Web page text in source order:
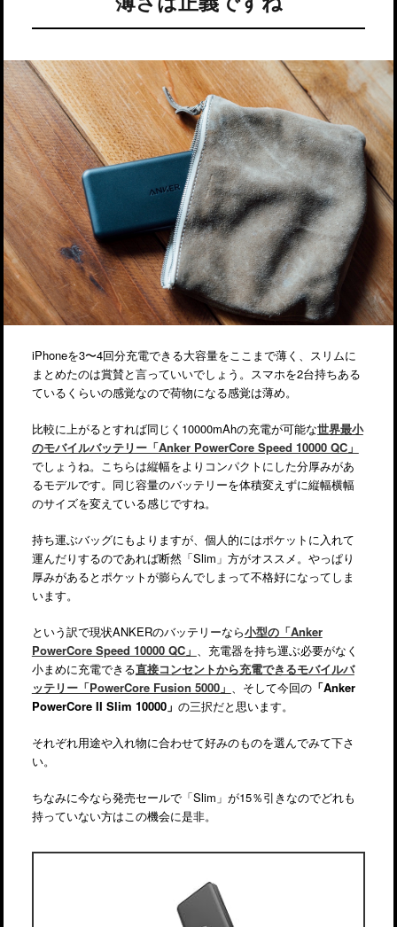
iPhoneを3〜4回分充電できる大容量をここまで薄く、スリムに
まとめたのは賞賛と言っていいでしょう。スマホを2台持ちある
ているくらいの感覚なので荷物になる感覚は薄め。
比較に上がるとすれば同じく10000mAhの充電が可能な世界最小
のモバイルバッテリー「Anker PowerCore Speed 10000 QC」
でしょうね。こちらは縦幅をよりコンパクトにした分厚みがあ
るモデルです。同じ容量のバッテリーを体積変えずに縦幅横幅
のサイズを変えている感じですね。
持ち運ぶバッグにもよりますが、個人的にはポケットに入れて
運んだりするのであれば断然「Slim」方がオススメ。やっぱり
厚みがあるとポケットが膨らんでしまって不格好になってしま
います。
という訳で現状ANKERのバッテリーなら小型の「Anker
PowerCore Speed 10000 QC」
、充電器を持ち運ぶ必要がなく
小まめに充電できる直接コンセントから充電できるモバイルバ
ッテリー「PowerCore Fusion 5000」
、そして今回の「Anker
PowerCore II Slim 10000」 の三択だと思います。
それぞれ用途や入れ物に合わせて好みのものを選んでみて下さ
い。
ちなみに今なら発売セールで「Slim」が15％引きなのでどれも
持っていない方はこの機会に是非。